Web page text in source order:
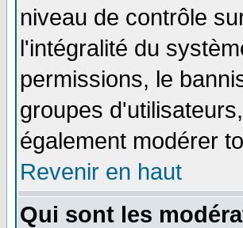
niveau de contrôle
l'intégralité du
permissions, le
groupes
également modérer
Revenir en haut
Qui sont les